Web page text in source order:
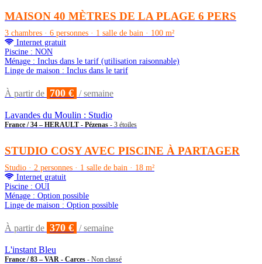
MAISON 40 MÈTRES DE LA PLAGE 6 PERS
3 chambres · 6 personnes · 1 salle de bain · 100 m²
Internet gratuit
Piscine : NON
Ménage : Inclus dans le tarif (utilisation raisonnable)
Linge de maison : Inclus dans le tarif
À partir de 700 € / semaine
Lavandes du Moulin : Studio
France / 34 – HERAULT - Pézenas - 3 étoiles
STUDIO COSY AVEC PISCINE À PARTAGER
Studio · 2 personnes · 1 salle de bain · 18 m²
Internet gratuit
Piscine : OUI
Ménage : Option possible
Linge de maison : Option possible
À partir de 370 € / semaine
L'instant Bleu
France / 83 – VAR - Carces - Non classé